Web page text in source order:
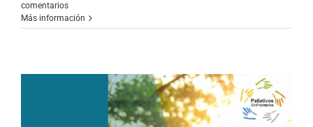
comentarios
Más información